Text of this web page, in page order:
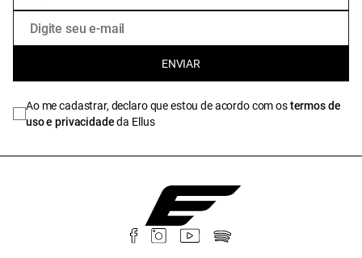
ENVIAR
Ao me cadastrar, declaro que estou de acordo com ostermos de
uso e privacidadeda Ellus